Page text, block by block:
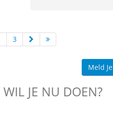
3
Meld
JE NU DOEN?